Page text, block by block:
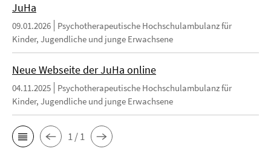
JuHa
09.01.2026
Psychotherapeutische Hochschulambulanz für
Kinder, Jugendliche und junge Erwachsene
Neue Webseite der JuHa online
04.11.2025
Psychotherapeutische Hochschulambulanz für
Kinder, Jugendliche und junge Erwachsene
1 / 1